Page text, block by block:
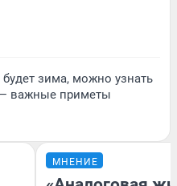
зима, можно узнать
— важные приметы
МНЕНИЕ